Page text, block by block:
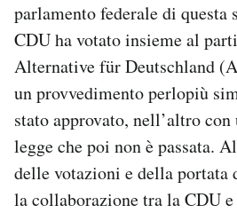
parlamento federale di
CDU ha votato insieme al
Alternative für Deutschland
un provvedimento perlopiù
stato approvato, nell’altro con
legge che poi non è passata.
delle votazioni e della portata
la collaborazione tra la CDU e